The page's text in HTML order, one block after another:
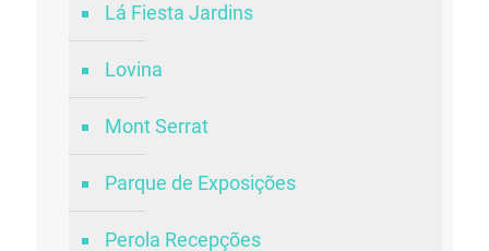
Lá Fiesta Jardins
Lovina
Mont Serrat
Parque de Exposições
Perola Recepções